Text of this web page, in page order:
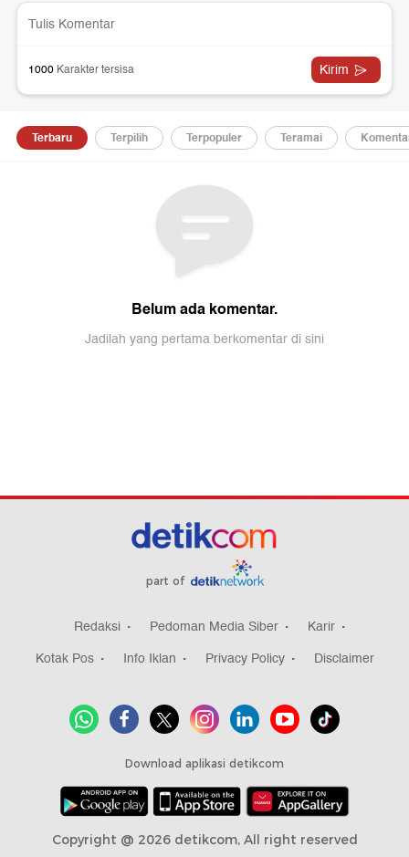
part of
Redaksi Pedoman Media Siber
Karir
Kotak Pos
Info Iklan Privacy Policy Disclaimer
Download aplikasi detikcom
Copyright @ 2026 detikcom, All right reserved